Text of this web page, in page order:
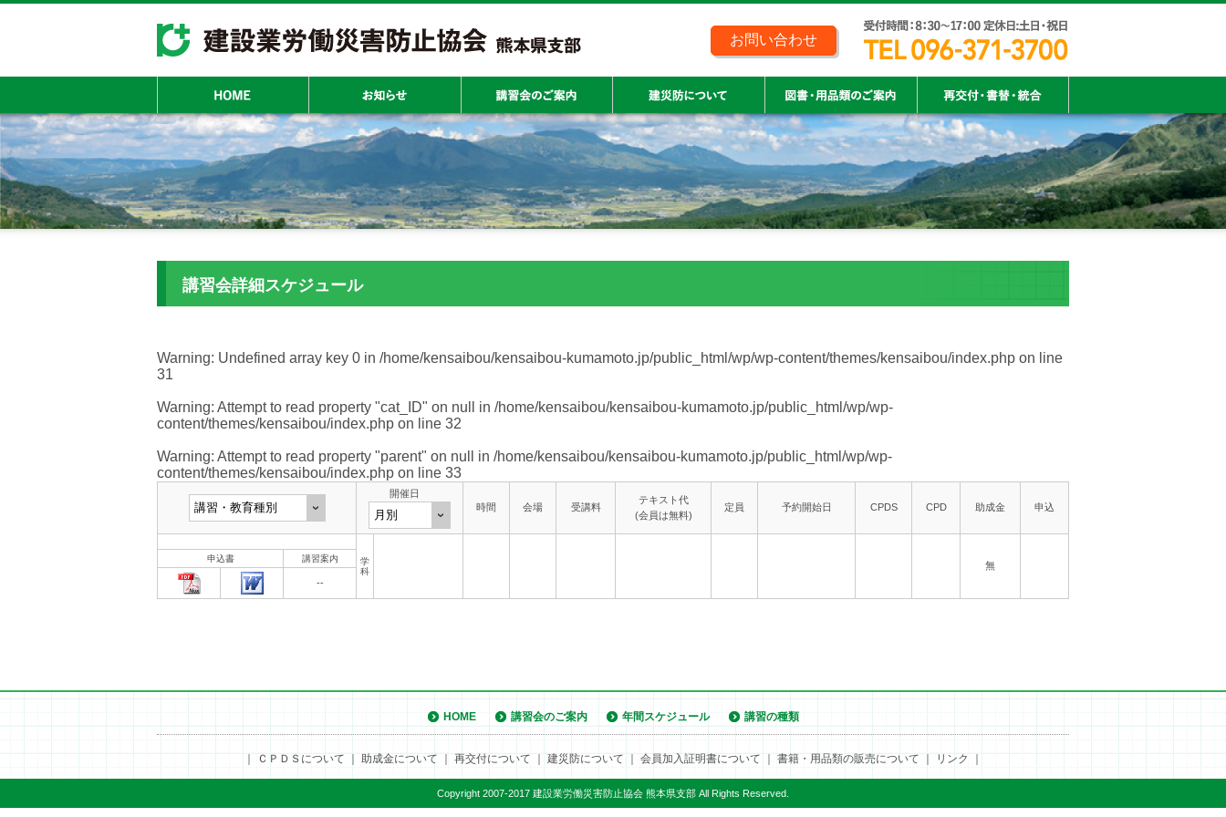
お問い合わせ
講習会詳細スケジュール
Warning: Undefined array key 0 in /home/kensaibou/kensaibou-kumamoto.jp/public_html/wp/wp-content/themes/kensaibou/index.php on line
31
Warning: Attempt to read property "cat_ID" on null in /home/kensaibou/kensaibou-kumamoto.jp/public_html/wp/wp-
content/themes/kensaibou/index.php on line 32
Warning: Attempt to read property "parent" on null in /home/kensaibou/kensaibou-kumamoto.jp/public_html/wp/wp-
content/themes/kensaibou/index.php on line 33
開催日
時間
会場 受講料
テキスト代
(会員は無料)
定員 予約開始日 CPDS CPD 助成金 申込
学
科
無
申込書 講習案内
--
HOME 講習会のご案内 年間スケジュール 講習の種類
｜ＣＰＤＳについて ｜助成金について ｜ 再交付について ｜ 建災防について ｜会員加入証明書について ｜書籍・用品類の販売について ｜リンク ｜
Copyright 2007-2017 建設業労働災害防止協会 熊本県支部 All Rights Reserved.